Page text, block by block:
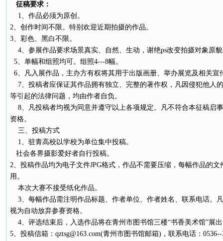
征稿要求：
1、作品必须为原创。
2、创作时间不限。特别欢迎近期拍摄的作品。
3、彩色、黑白不限。
4、参展作品要求场景真实、自然、生动，谢绝ps改变拍摄对象原
5、单幅和组照均可。组照4---8幅。
6、凡入展作品，主办方有权将其用于出版画册、举办展览及相关
7、投稿者应保证其作品拥有独立、完整的著作权，凡因侵犯他人
等引起的法律问题，均由作者自负。
8、凡投稿者均视为同意并遵守以上各项规定。凡不符合本征稿启
资格。
三、投稿方式
1、驻青高校以学校为单位集中投稿。
社会各界摄影爱好者自行投稿。
2、投稿作品均为电子文件JPG格式，作品不需要压缩，每幅作品的
用。
本次大赛不接受纸化作品。
3、每幅作品需注明作品标题、作者单位、作者姓名、联系电话。
视为自动放弃参赛资格。
4、评选结束后，入选作品将在青州市图书馆三楼“书香美术馆”展
5、投稿信箱：qztsg@163.com(青州市图书馆邮箱)，联系电话：0536--